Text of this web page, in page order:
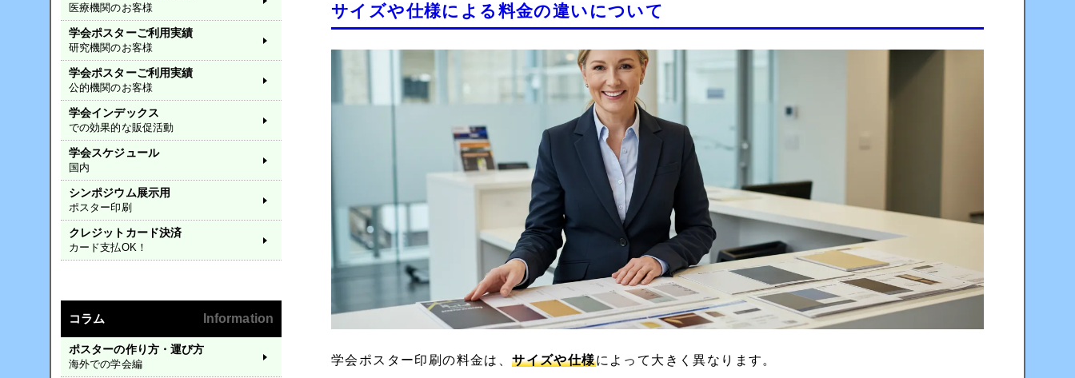
サイズや仕様による料金の違いについて
学会ポスター印刷の料金は、サイズや仕様によって大きく異なります。
医療機関のお客様
学会ポスターご利用実績
研究機関のお客様
学会ポスターご利用実績
公的機関のお客様
学会インデックス
での効果的な販促活動
学会スケジュール
国内
シンポジウム展示用
ポスター印刷
クレジットカード決済
カード支払OK！
コラム Information
ポスターの作り方・運び方
海外での学会編